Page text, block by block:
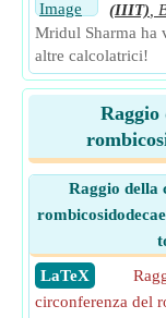
(IIIT)
Mridul Sharma ha
altre calcolatrici!
Raggio
Raggio della
​ LaTeX
circonferenza del